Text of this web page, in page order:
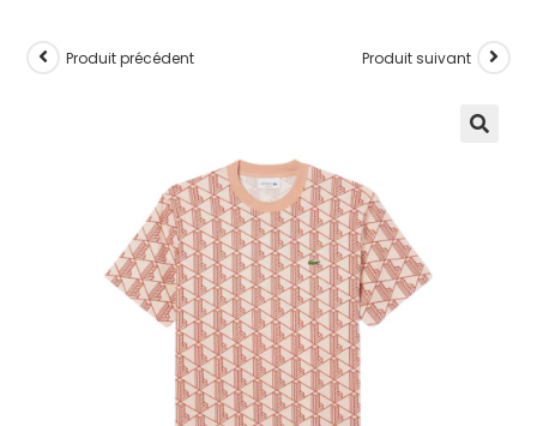
Produit précédent Produit suivant